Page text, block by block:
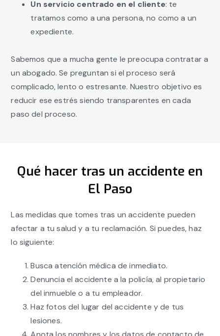
Un servicio centrado en el cliente: te
tratamos como a una persona, no como a un
expediente.
Sabemos que a mucha gente le preocupa contratar a
un abogado. Se preguntan si el proceso será
complicado, lento o estresante. Nuestro objetivo es
reducir ese estrés siendo transparentes en cada
paso del proceso.
Qué hacer tras un accidente en
El Paso
Las medidas que tomes tras un accidente pueden
afectar a tu salud y a tu reclamación. Si puedes, haz
lo siguiente:
Busca atención médica de inmediato.
Denuncia el accidente a la policía, al propietario
del inmueble o a tu empleador.
Haz fotos del lugar del accidente y de tus
lesiones.